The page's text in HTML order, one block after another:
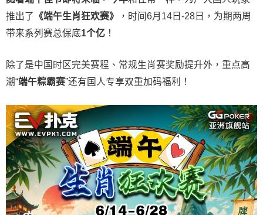
推出了 《端午生肖狂欢赛》
，时间6月14日-28日，为期两周
带来系列赛总保底1个亿 ！
除了是中国时区完美赛程、常规生肖赛奖励提升外，重点高
潮“端午粽霸赛”还有国人专享双重加码福利！